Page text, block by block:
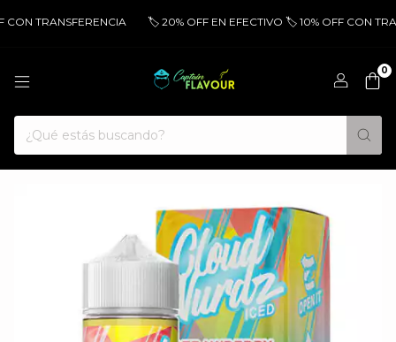
TRANSFERENCIA 🏷️ 20% OFF EN EFECTIVO 🏷️ 10% OFF CON
0